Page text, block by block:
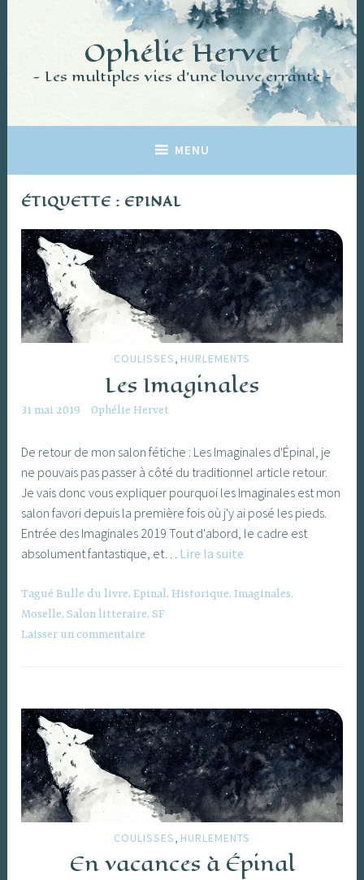
principal
Ophélie Hervet
Les multiples vies d'une louve errante
MENU
ÉTIQUETTE : EPINAL
COULISSES, HURLEMENTS
Les Imaginales
31 mai 2019 Ophélie Hervet
De retour de mon salon fétiche : Les Imaginales d'Épinal, je
ne pouvais pas passer à côté du traditionnel article retour.
Je vais donc vous expliquer pourquoi les Imaginales est mon
salon favori depuis la première fois où j'y ai posé les pieds.
Entrée des Imaginales 2019 Tout d'abord, le cadre est
absolument fantastique, et… Lire la suite
TaguéBulle du livre,Epinal,Historique,Imaginales,
Moselle,Salon litteraire,SF
Laisser un commentaire
COULISSES HURLEMENTS
En vacances à Épinal